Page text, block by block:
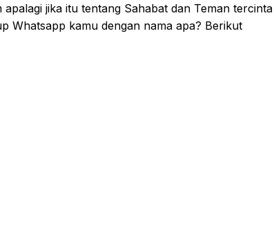
jika itu tentang Sahabat dan Teman tercinta
Whatsapp kamu dengan nama apa? Berikut